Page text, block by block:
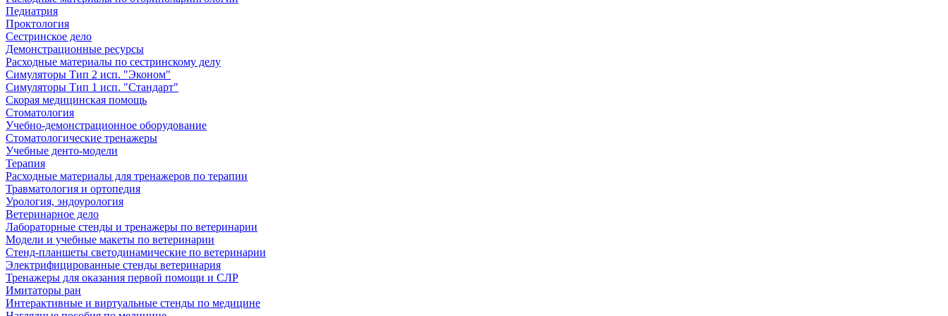
Педиатрия
Проктология
Сестринское дело
Демонстрационные ресурсы
Расходные материалы по сестринскому делу
Симуляторы Тип 2 исп. "Эконом"
Симуляторы Тип 1 исп. "Стандарт"
Скорая медицинская помощь
Стоматология
Учебно-демонстрационное оборудование
Стоматологические тренажеры
Учебные денто-модели
Терапия
Расходные материалы для тренажеров по терапии
Травматология и ортопедия
Урология, эндоурология
Ветеринарное дело
Лабораторные стенды и тренажеры по ветеринарии
Модели и учебные макеты по ветеринарии
Стенд-планшеты светодинамические по ветеринарии
Электрифицированные стенды ветеринария
Тренажеры для оказания первой помощи и СЛР
Имитаторы ран
Интерактивные и виртуальные стенды по медицине